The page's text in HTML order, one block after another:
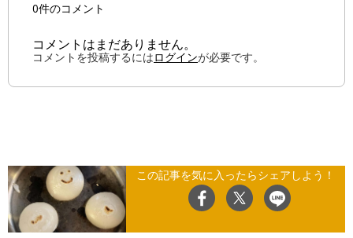
0件のコメント
コメントはまだありません。
コメントを投稿するにはログインが必要です。
この記事を気に入ったらシェアしよう！